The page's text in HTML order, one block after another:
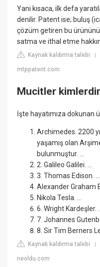
Yani kısaca, ilk defa
denilir. Patent ise; buluş
çözüm getiren bu
satma ve ithal etme
Kaynak kaldırma talebi
mtppatent.com
Mucitler
İşte hayatımıza dokunan
Archimedes. 2200
yaşamış olan
bulunmuştur. ...
2. Galileo Galilei. ...
3. Thomas Edison. ...
Alexander Graham
Nikola Tesla. ...
6. Wright Kardeşler. ...
7. Johannes
8. Sir Tim Berners
Kaynak kaldırma talebi
neoldu.com